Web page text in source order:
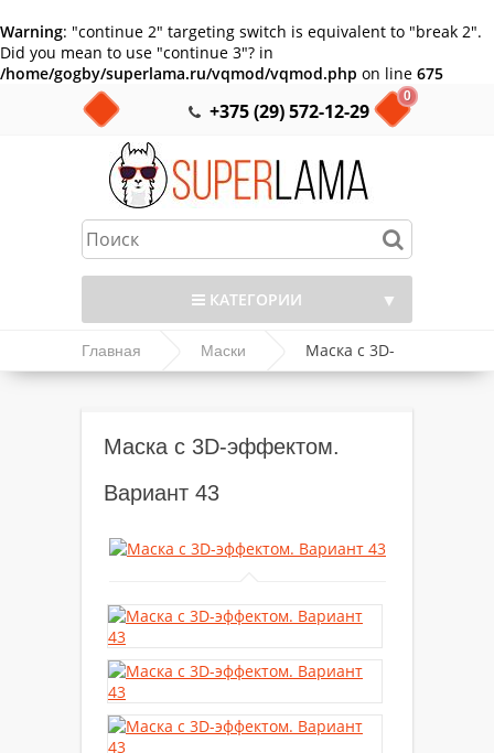
Warning: "continue 2" targeting switch is equivalent to "break 2".
Did you mean to use "continue 3"? in
/home/gogby/superlama.ru/vqmod/vqmod.php on line 675
+375 (29) 572-12-29
0
КАТЕГОРИИ ▼
Главная Маски
Маска с 3D-
Маска с 3D-эффектом.
Вариант 43